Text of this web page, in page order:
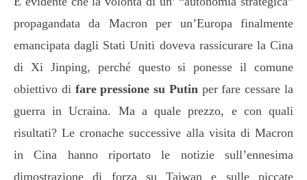
propagandata da Macron per un’Europa finalmente
emancipata dagli Stati Uniti doveva rassicurare la Cina
di Xi Jinping, perché questo si ponesse il comune
obiettivo di fare pressione su Putin per fare cessare la
guerra in Ucraina. Ma a quale prezzo, e con quali
risultati? Le cronache successive alla visita di Macron
in Cina hanno riportato le notizie sull’ennesima
dimostrazione di forza su Taiwan e sulle piccate